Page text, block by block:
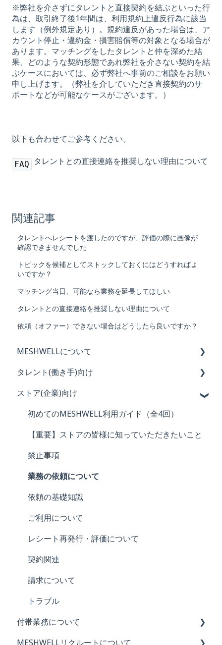
※弊社を介さずにタレントと直接契約を結ぶといった行
為は、取引終了後1年間は、利用規約上違反行為に該当
します（例外規定あり）。規約違反があった場合は、ア
カウント停止・違約金・損害賠償等の対象となる場合が
あります。マッチングをしたタレントと仲を深めた結
果、どのような契約形態であれ弊社を介さない契約を結
ぶケースにおいては、必ず弊社へ事前のご相談をお願い
申し上げます。（弊社を介していただき直接契約のサ
ポートなどが可能なケースがございます。）
以下も合わせてご参考ください。
FAQ タレントとの直接連絡を推奨しない理由について
関連記事
タレントへレシートを渡したのですが、評価の際に画像が
確認できませんでした
トピックを候補としてストックしておくにはどうすればよ
いですか？
マッチング当日、可能なら業務を延長してほしい
タレントとの直接連絡を推奨しない理由について
依頼（オファー）できない場合はどうしたら良いですか？
MESHWELLについて
MESHWELLの概要と特徴
会員登録・退会
ログイン・パスワード
メールアドレス
ユーザー名
評価
MESHWELL内の用語について
タレント(働き手)向け
初めてのMESHWELL利用ガイド（全４回）
MESHWELL ベーシック 〜心構え〜
本人確認
ユーザー名・タレントIDについて
お仕事の方式について
お仕事の注意点
海外からの利用
報酬振込依頼～受取まで
確定申告・源泉徴収・マイナンバーについて
トラブル
ストア(企業)向け
初めてのMESHWELL利用ガイド（全4回）
【重要】ストアの皆様に知っていただきたいこと
禁止事項
業務の依頼について
依頼の基礎知識
ご利用について
レシート再発行・評価について
契約関連
請求について
トラブル
付帯業務について